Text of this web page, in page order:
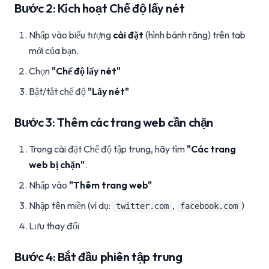
Bước 2: Kích hoạt Chế độ lấy nét
Nhấp vào biểu tượng cài đặt (hình bánh răng) trên tab
mới của bạn.
Chọn "Chế độ lấy nét"
Bật/tắt chế độ "Lấy nét"
Bước 3: Thêm các trang web cần chặn
Trong cài đặt Chế độ tập trung, hãy tìm "Các trang
web bị chặn".
Nhấp vào "Thêm trang web"
Nhập tên miền (ví dụ:
twitter.com , facebook.com )
Lưu thay đổi
Bước 4: Bắt đầu phiên tập trung